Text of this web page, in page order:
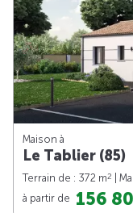
Maison à
Le Tablier (85)
Terrain de : 372 m2 |
à partir de 156